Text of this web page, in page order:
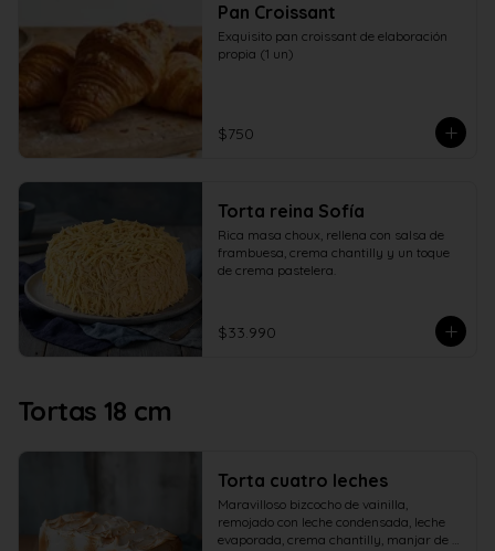
Pan Croissant
Exquisito pan croissant de elaboración
propia (1 un)
$750
Torta reina Sofía
Rica masa choux, rellena con salsa de
frambuesa, crema chantilly y un toque
de crema pastelera.
$33.990
Tortas 18 cm
Torta cuatro leches
Maravilloso bizcocho de vainilla,
remojado con leche condensada, leche
evaporada, crema chantilly, manjar de